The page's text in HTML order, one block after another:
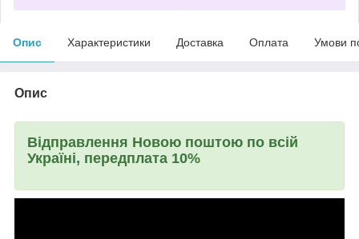
Опис Характеристики Доставка Оплата Умови
Опис
Відправлення Новою поштою по всій
Україні, передплата 10%